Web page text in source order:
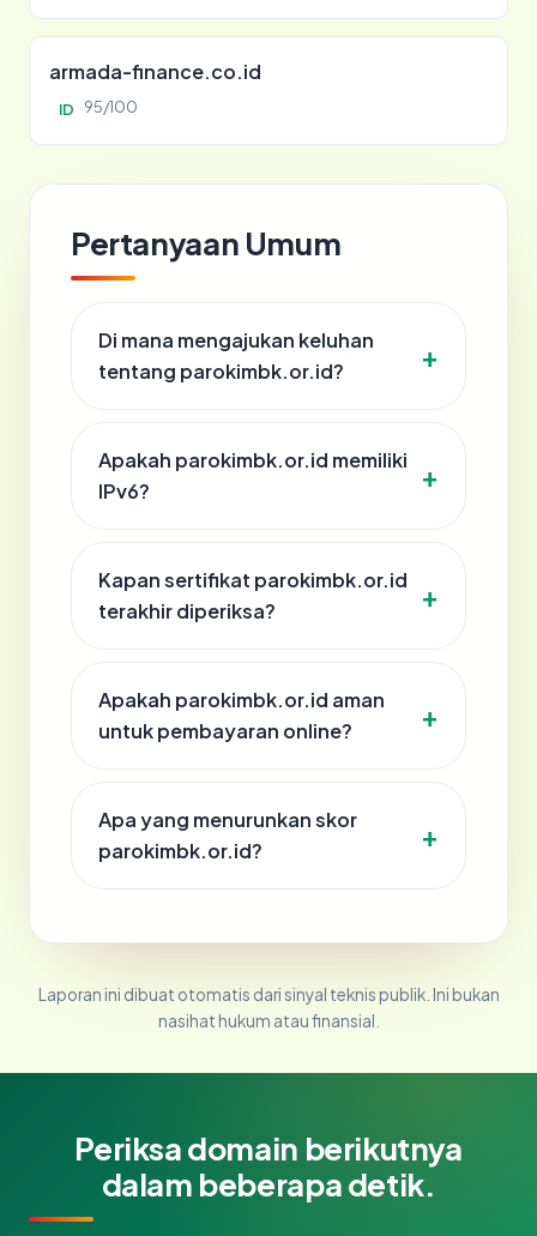
armada-finance.co.id
ID 95/100
Pertanyaan Umum
Di mana mengajukan keluhan
tentang parokimbk.or.id?
Apakah parokimbk.or.id memiliki
IPv6?
Kapan sertifikat parokimbk.or.id
terakhir diperiksa?
Apakah parokimbk.or.id aman
untuk pembayaran online?
Apa yang menurunkan skor
parokimbk.or.id?
Laporan ini dibuat otomatis dari sinyal teknis publik. Ini bukan
nasihat hukum atau finansial.
Periksa domain berikutnya
dalam beberapa detik.